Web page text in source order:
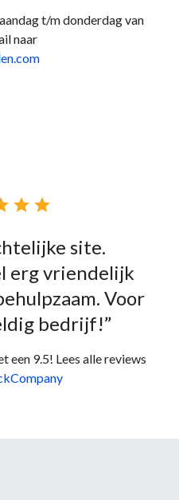
t/m donderdag van
naar
 
site.
erg vriendelijk
Voor
bedrijf!”
een 9.5! Lees alle reviews